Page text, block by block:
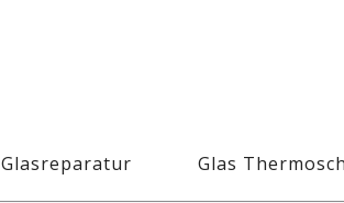
Glasreparatur Glas